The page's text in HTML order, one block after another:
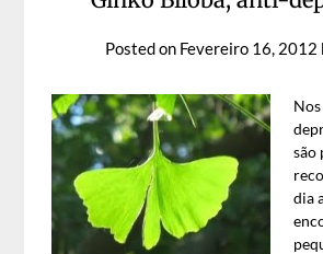
Posted on Fevereiro 16, 2012
são
dia